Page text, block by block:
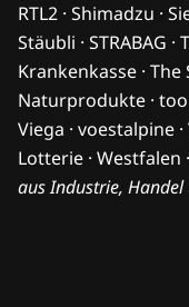
RTL2 · Shimadzu ·
Stäubli · STRABAG ·
Krankenkasse · The
Naturprodukte ·
Viega · voestalpine
Lotterie · Westfalen
aus Industrie,